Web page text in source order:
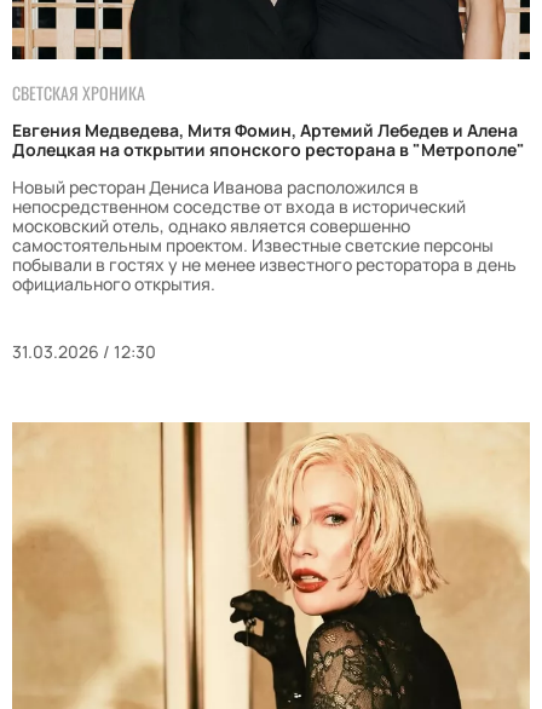
СВЕТСКАЯ ХРОНИКА
Евгения Медведева, Митя Фомин, Артемий Лебедев и Алена
Долецкая на открытии японского ресторана в "Метрополе"
Новый ресторан Дениса Иванова расположился в
непосредственном соседстве от входа в исторический
московский отель, однако является совершенно
самостоятельным проектом. Известные светские персоны
побывали в гостях у не менее известного ресторатора в день
официального открытия.
31.03.2026 / 12:30